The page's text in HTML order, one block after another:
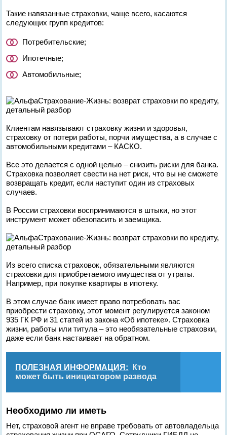
Такие навязанные страховки, чаще всего, касаются
следующих групп кредитов:
Потребительские;
Ипотечные;
Автомобильные;
Клиентам навязывают страховку жизни и здоровья,
страховку от потери работы, порчи имущества, а в случае с
автомобильными кредитами – КАСКО.
Все это делается с одной целью – снизить риски для банка.
Страховка позволяет свести на нет риск, что вы не сможете
возвращать кредит, если наступит один из страховых
случаев.
В России страховки воспринимаются в штыки, но этот
инструмент может обезопасить и заемщика.
Из всего списка страховок, обязательными являются
страховки для приобретаемого имущества от утраты.
Например, при покупке квартиры в ипотеку.
В этом случае банк имеет право потребовать вас
приобрести страховку, этот момент регулируется законом
935 ГК РФ и 31 статей из закона «Об ипотеке». Страховка
жизни, работы или титула – это необязательные страховки,
даже если банк настаивает на обратном.
ПОЛЕЗНАЯ ИНФОРМАЦИЯ:
Кто
может быть инициатором развода
Необходимо ли иметь
Нет, страховой агент не вправе требовать от автовладельца